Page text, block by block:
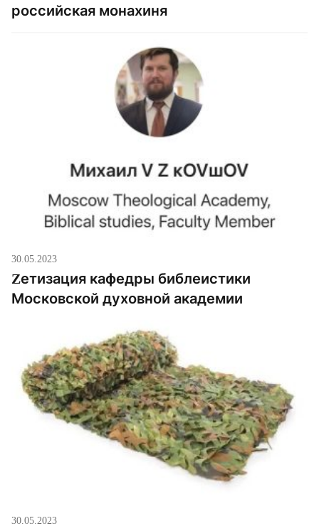
российская монахиня
30.05.2023
Zетизация кафедры библеистики
Московской духовной академии
30.05.2023